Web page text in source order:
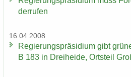
der­ru­fen
16.04.2008
Re­gie­rungs­prä­si­di­um gibt
B 183 in Drei­hei­de, Orts­teil